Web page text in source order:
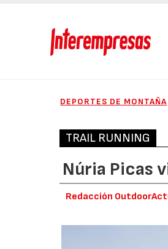
DEPORTES DE MONTAÑA
TRAIL RUNNING
Núria Picas
Redacción